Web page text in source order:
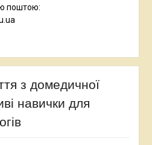
поштою:
з домедичної
навички для